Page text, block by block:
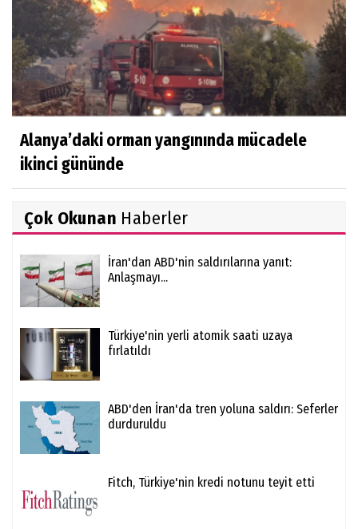
Alanya’daki orman yangınında mücadele
ikinci gününde
Çok Okunan Haberler
İran'dan ABD'nin saldırılarına yanıt:
Anlaşmayı...
Türkiye'nin yerli atomik saati uzaya
fırlatıldı
ABD'den İran'da tren yoluna saldırı: Seferler
durduruldu
Fitch, Türkiye'nin kredi notunu teyit etti